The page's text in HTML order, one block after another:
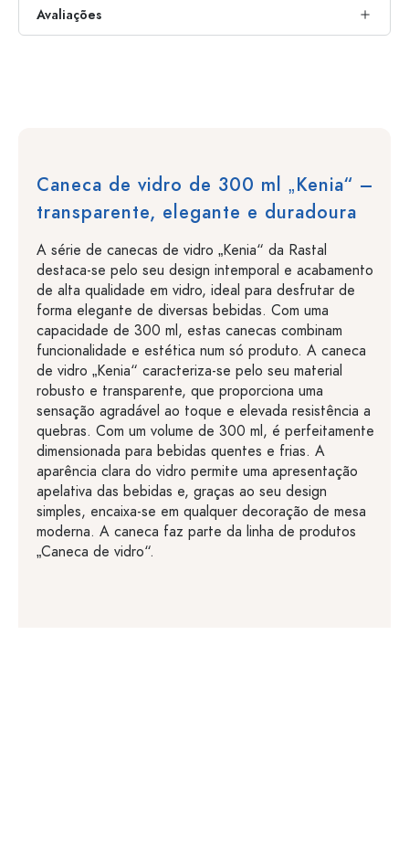
Avaliações
Caneca de vidro de 300 ml „Kenia“ –
transparente, elegante e duradoura
A série de canecas de vidro „Kenia“ da Rastal
destaca-se pelo seu design intemporal e acabamento
de alta qualidade em vidro, ideal para desfrutar de
forma elegante de diversas bebidas. Com uma
capacidade de 300 ml, estas canecas combinam
funcionalidade e estética num só produto. A caneca
de vidro „Kenia“ caracteriza-se pelo seu material
robusto e transparente, que proporciona uma
sensação agradável ao toque e elevada resistência a
quebras. Com um volume de 300 ml, é perfeitamente
dimensionada para bebidas quentes e frias. A
aparência clara do vidro permite uma apresentação
apelativa das bebidas e, graças ao seu design
simples, encaixa-se em qualquer decoração de mesa
moderna. A caneca faz parte da linha de produtos
„Caneca de vidro“.